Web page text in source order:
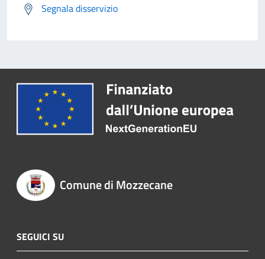
Segnala disservizio
Comune di Mozzecane
SEGUICI SU